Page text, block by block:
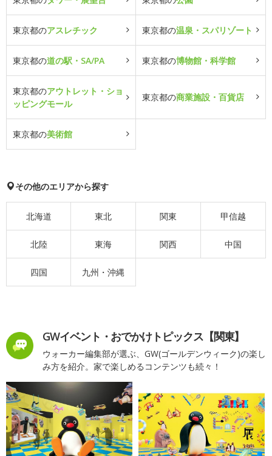
東京都のアスレチック 東京都の温泉・スパリゾート
東京都の道の駅・SA/PA 東京都の博物館・科学館
東京都のアウトレット・ショ
ッピングモール
東京都の商業施設・百貨店
東京都の美術館
その他のエリアから探す
北海道 東北 関東 甲信越
北陸 東海 関西 中国
四国 九州・沖縄
GWイベント・おでかけトピックス【関東】
ウォーカー編集部が選ぶ、GW(ゴールデンウィーク)の楽し
み方を紹介。家で楽しめるコンテンツも続々！